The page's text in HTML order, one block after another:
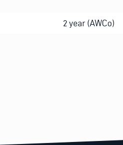
2 year (AWCo)